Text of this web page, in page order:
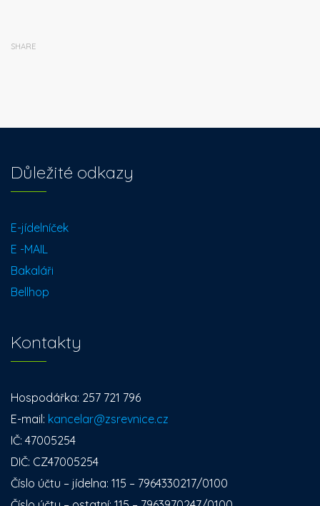
SHARE
Důležité odkazy
E-jídelníček
E -MAIL
Bakaláři
Bellhop
Kontakty
Hospodářka: 257 721 796
E-mail: kancelar@zsrevnice.cz
IČ: 47005254
DIČ: CZ47005254
Číslo účtu – jídelna: 115 – 7964330217/0100